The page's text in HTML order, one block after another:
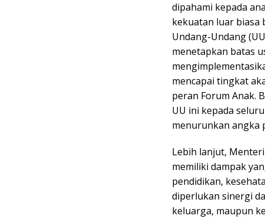
dipahami kepada
kekuatan luar biasa
Undang-Undang
menetapkan batas
mencapai tingkat
peran Forum Anak.
UU ini kepada
menurunkan angka
Lebih lanjut,
memiliki dampak
pendidikan,
diperlukan sinergi
keluarga, maupun